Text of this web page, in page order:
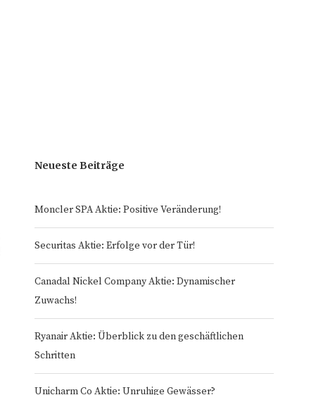
Neueste Beiträge
Moncler SPA Aktie: Positive Veränderung!
Securitas Aktie: Erfolge vor der Tür!
Canadal Nickel Company Aktie: Dynamischer
Zuwachs!
Ryanair Aktie: Überblick zu den geschäftlichen
Schritten
Unicharm Co Aktie: Unruhige Gewässer?